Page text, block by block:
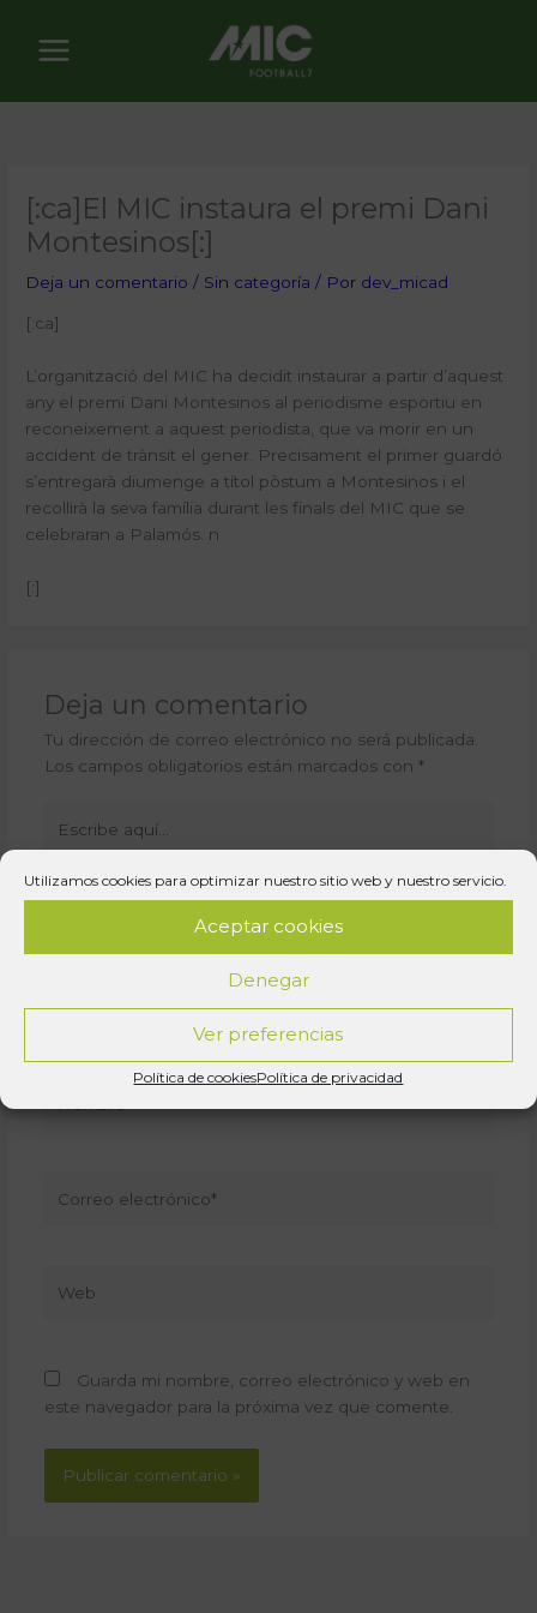
Utilizamos cookies para optimizar nuestro sitio web y nuestro servicio.
Aceptar cookies
Denegar
Ver preferencias
Política de cookiesPolítica de privacidad
contenido
[:ca]El MIC instaura el premi Dani
Montesinos[:]
Deja un comentario / Sin categoría / Por dev_micad
[:ca]
L’organització del MIC ha decidit instaurar a partir d’aquest
any el premi Dani Montesinos al periodisme esportiu en
reconeixement a aquest periodista, que va morir en un
accident de trànsit el gener. Precisament el primer guardó
s’entregarà diumenge a títol pòstum a Montesinos i el
recollirà la seva família durant les finals del MIC que se
celebraran a Palamós. n
[:]
Deja un comentario
Tu dirección de correo electrónico no será publicada.
Los campos obligatorios están marcados con *
aquí...
electrónico*
Guarda mi nombre, correo electrónico y web en
este navegador para la próxima vez que comente.